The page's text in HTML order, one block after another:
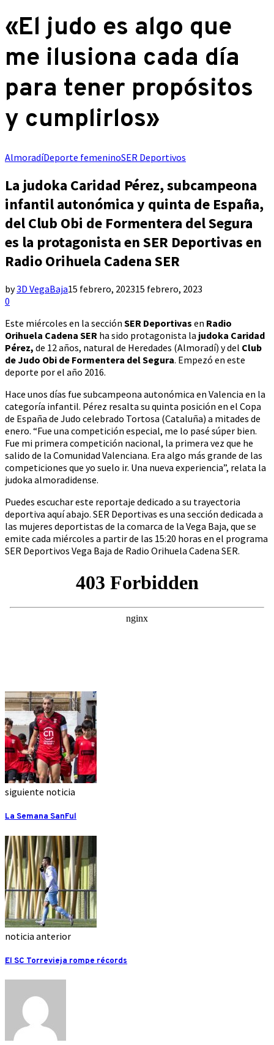
«El judo es algo que
me ilusiona cada día
para tener propósitos
y cumplirlos»
AlmoradíDeporte femeninoSER Deportivos
La judoka Caridad Pérez, subcampeona
infantil autonómica y quinta de España,
del Club Obi de Formentera del Segura
es la protagonista en SER Deportivas en
Radio Orihuela Cadena SER
by3D VegaBaja15 febrero, 202315 febrero, 2023
0
Este miércoles en la sección SER Deportivas en Radio
Orihuela Cadena SER ha sido protagonista la judoka Caridad
Pérez, de 12 años, natural de Heredades (Almoradí) y del Club
de Judo Obi de Formentera del Segura. Empezó en este
deporte por el año 2016.
Hace unos días fue subcampeona autonómica en Valencia en la
categoría infantil. Pérez resalta su quinta posición en el Copa
de España de Judo celebrado Tortosa (Cataluña) a mitades de
enero. “Fue una competición especial, me lo pasé súper bien.
Fue mi primera competición nacional, la primera vez que he
salido de la Comunidad Valenciana. Era algo más grande de las
competiciones que yo suelo ir. Una nueva experiencia”, relata la
judoka almoradidense.
Puedes escuchar este reportaje dedicado a su trayectoria
deportiva aquí abajo. SER Deportivas es una sección dedicada a
las mujeres deportistas de la comarca de la Vega Baja, que se
emite cada miércoles a partir de las 15:20 horas en el programa
SER Deportivos Vega Baja de Radio Orihuela Cadena SER.
siguiente noticia
La Semana SanFul
noticia anterior
El SC Torrevieja rompe récords